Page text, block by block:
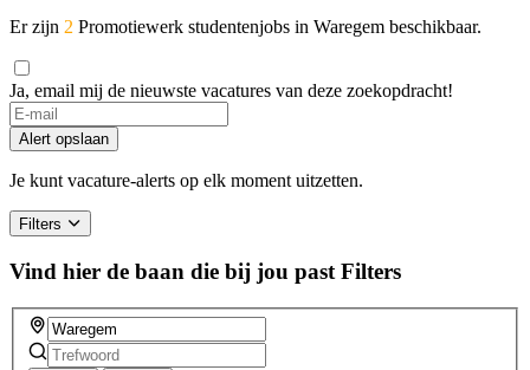
Er zijn 2 Promotiewerk studentenjobs in Waregem beschikbaar.
Ja, email mij de nieuwste vacatures van deze zoekopdracht!
Alert opslaan
Je kunt vacature-alerts op elk moment uitzetten.
Filters
Vind hier de baan die bij jou past Filters